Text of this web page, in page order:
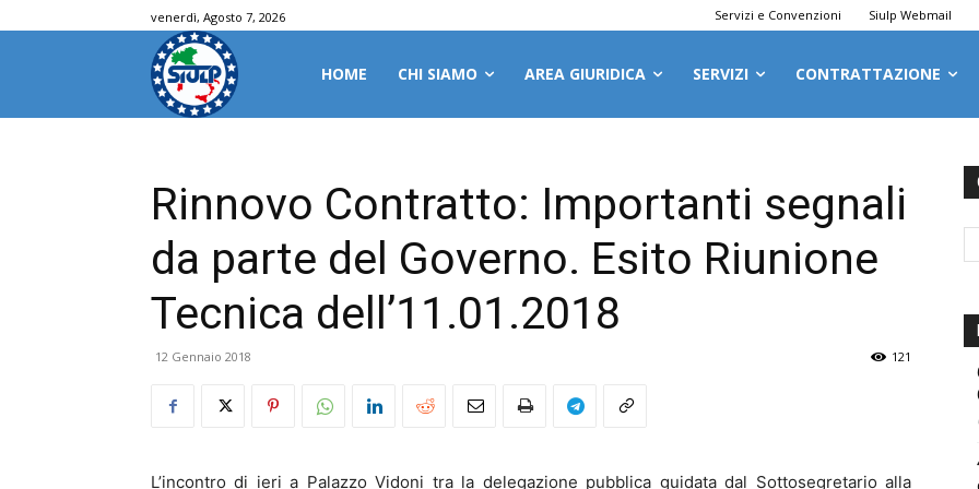
venerdì, Agosto 7, 2026 Servizi e Convenzioni Siulp Webmail
HOME CHI SIAMO AREA GIURIDICA SERVIZI CONTRATTAZIONE
Rinnovo Contratto: Importanti segnali
da parte del Governo. Esito Riunione
Tecnica dell’11.01.2018
12 Gennaio 2018 121
L’incontro di ieri a Palazzo Vidoni tra la delegazione pubblica guidata dal Sottosegretario alla